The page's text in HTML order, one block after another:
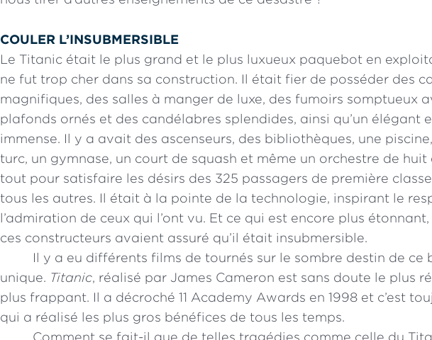
COULER L’INSUBMERSIBLE
Le Titanic était le plus grand et le plus luxueux paquebot en
ne fut trop cher dans sa construction. Il était fier de posséder des
magnifiques, des salles à manger de luxe, des fumoirs somptueux
plafonds ornés et des candélabres splendides, ainsi qu’un élégant
immense. Il y a avait des ascenseurs, des bibliothèques, une
turc, un gymnase, un court de squash et même un orchestre de huit
tout pour satisfaire les désirs des 325 passagers de première
tous les autres. Il était à la pointe de la technologie, inspirant le
l’admiration de ceux qui l’ont vu. Et ce qui est encore plus étonnant,
ces constructeurs avaient assuré qu’il était insubmersible.
Il y a eu différents films de tournés sur le sombre destin de ce
unique. Titanic, réalisé par James Cameron est sans doute le plus
plus frappant. Il a décroché 11 Academy Awards en 1998 et c’est
qui a réalisé les plus gros bénéfices de tous les temps.
Comment se fait-il que de telles tragédies comme celle du